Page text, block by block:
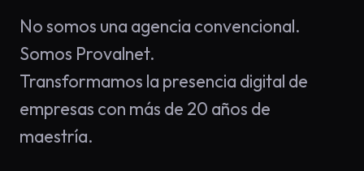
No somos una agencia convencional.
Somos Provalnet.
Transformamos la presencia digital de
empresas con más de 20 años de
maestría.